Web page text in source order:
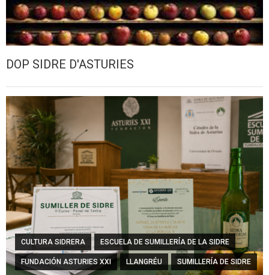
DOP SIDRE D'ASTURIES
CULTURA SIDRERA ESCUELA DE SUMILLERÍA DE LA SIDRE
FUNDACIÓN ASTURIES XXI LLANGRÉU SUMILLERÍA DE SIDRE